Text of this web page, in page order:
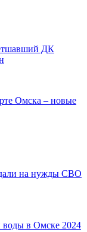
ДК
Омска – новые
на нужды СВО
воды в Омске 2024